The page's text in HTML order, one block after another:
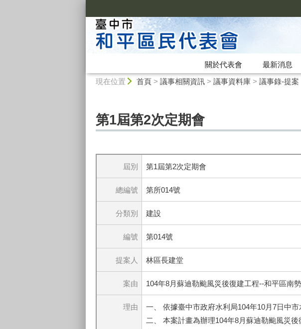
關於代表會 最新消息
現在位置 首頁> 議事相關資訊> 議事資料庫> 議事錄-提案
第1屆第2次定期會
屆別 第1屆第2次定期會
總編號 第所014號
分類別 建設
編號 第014號
提案人 林區長建堂
案由 104年8月蘇迪勒颱風災後復建工程--和平區南
理由
一、 依據臺中市政府水利局104年10月7日中
二、 本案計畫為辦理104年8月蘇迪勒颱風災